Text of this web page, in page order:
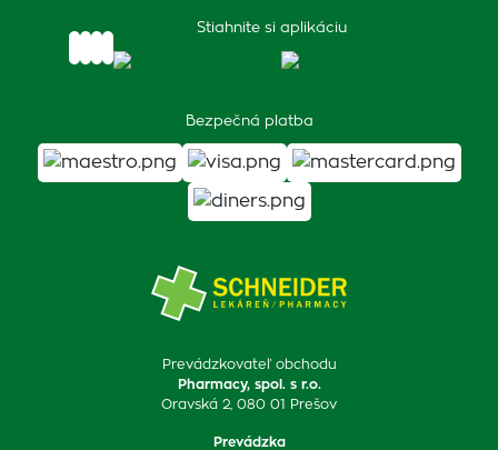
Prevádzkovateľ obchodu
Pharmacy, spol. s r.o.
Oravská 2, 080 01 Prešov
Prevádzka
Stiahnite si aplikáciu
Bezpečná platba